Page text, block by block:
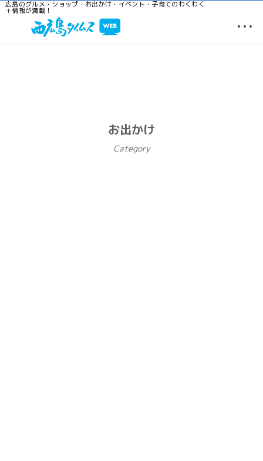
広島のグルメ・ショップ・お出かけ・イベント・子育てのわくわく
＋情報が満載！
…
お出かけ
Category